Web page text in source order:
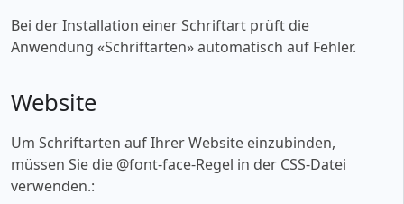
Bei der Installation einer Schriftart prüft die
Anwendung «‎Schriftarten» automatisch auf Fehler.
Website
Um Schriftarten auf Ihrer Website einzubinden,
müssen Sie die @font-face-Regel in der CSS-Datei
verwenden.: